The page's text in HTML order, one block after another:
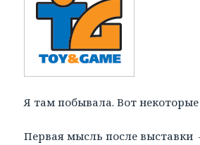
Я там побывала. Вот
Первая мысль после выставки